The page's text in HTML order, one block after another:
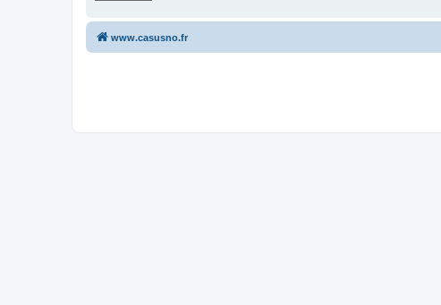
www.casusno.fr